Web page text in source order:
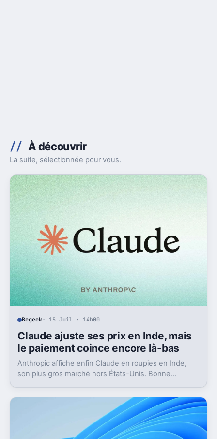
À découvrir
La suite, sélectionnée pour vous.
Begeek· 15 Juil · 14h00
Claude ajuste ses prix en Inde, mais
le paiement coince encore là-bas
Anthropic affiche enfin Claude en roupies en Inde,
son plus gros marché hors États-Unis. Bonne
abonnements.